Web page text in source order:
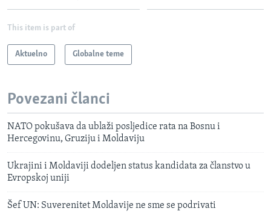
This item is part of
Aktuelno Globalne teme
Povezani članci
NATO pokušava da ublaži posljedice rata na Bosnu i
Hercegovinu, Gruziju i Moldaviju
Ukrajini i Moldaviji dodeljen status kandidata za članstvo u
Evropskoj uniji
Šef UN: Suverenitet Moldavije ne sme se podrivati